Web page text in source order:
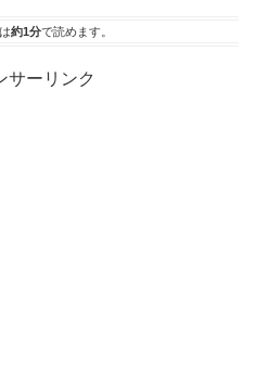
約1分で読めます。
サーリンク